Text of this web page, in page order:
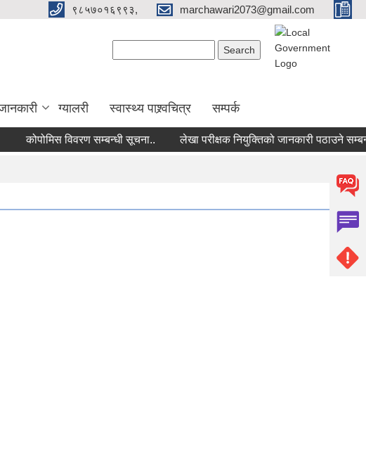
९८५७०१६९९३, marchawari2073@gmail.com
ग्यालरी स्वास्थ्य पाश्र्वचित्र सम्पर्क
कोपोमिस विवरण सम्बन्धी सूचना.. लेखा परीक्षक नियुक्तिको जानकारी पठाउने सम्बन्धी